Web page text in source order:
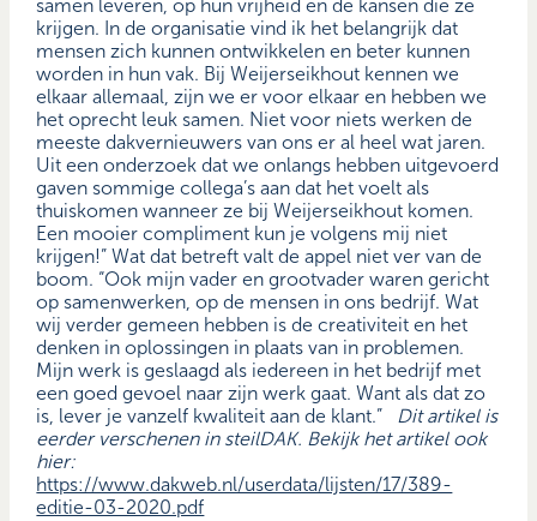
samen leveren, op hun vrijheid en de kansen die ze
krijgen. In de organisatie vind ik het belangrijk dat
mensen zich kunnen ontwikkelen en beter kunnen
worden in hun vak. Bij Weijerseikhout kennen we
elkaar allemaal, zijn we er voor elkaar en hebben we
het oprecht leuk samen. Niet voor niets werken de
meeste dakvernieuwers van ons er al heel wat jaren.
Uit een onderzoek dat we onlangs hebben uitgevoerd
gaven sommige collega’s aan dat het voelt als
thuiskomen wanneer ze bij Weijerseikhout komen.
Een mooier compliment kun je volgens mij niet
krijgen!” Wat dat betreft valt de appel niet ver van de
boom. “Ook mijn vader en grootvader waren gericht
op samenwerken, op de mensen in ons bedrijf. Wat
wij verder gemeen hebben is de creativiteit en het
denken in oplossingen in plaats van in problemen.
Mijn werk is geslaagd als iedereen in het bedrijf met
een goed gevoel naar zijn werk gaat. Want als dat zo
is, lever je vanzelf kwaliteit aan de klant.” Dit artikel is
eerder verschenen in steilDAK. Bekijk het artikel ook
hier:
https://www.dakweb.nl/userdata/lijsten/17/389-
editie-03-2020.pdf